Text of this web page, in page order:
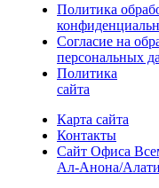
Политика
Согласие на
персональных
Политика
сайта
Карта сайта
Контакты
Сайт Офиса
Ал-Анона/